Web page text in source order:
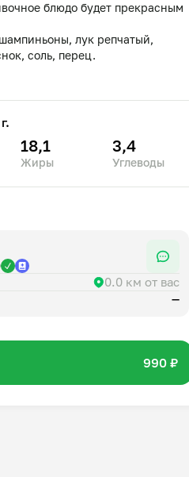
блюдо будет прекрасным
лук репчатый,
18,1
Жиры
3,4
Углеводы
0.0 км от вас
—
990 ₽